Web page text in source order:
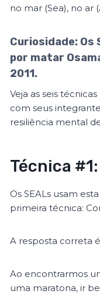
no mar (Sea), no ar
Curiosidade: Os
por matar
2011.
Veja as seis
com seus
resiliência mental
Técnica
Os SEALs usam
primeira técnica:
A resposta correta
Ao encontrarmos
uma maratona, ir